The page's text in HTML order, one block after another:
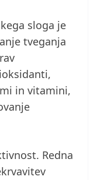
sloga je
tveganja
in vitamini,
Redna